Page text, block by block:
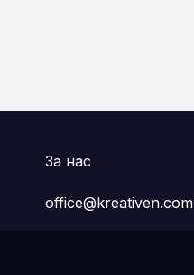
За нас
office@kreativen.com